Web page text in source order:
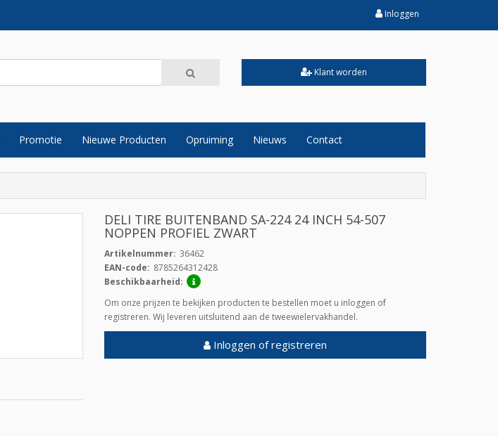
Inloggen
Klant worden
Promotie Nieuwe Producten Opruiming Nieuws Contact
DELI TIRE BUITENBAND SA-224 24 INCH 54-507
NOPPEN PROFIEL ZWART
Artikelnummer: 36462
EAN-code: 8785264312428
Beschikbaarheid:
Om onze prijzen te bekijken producten te bestellen moet u inloggen of
registreren. Wij leveren uitsluitend aan de tweewielervakhandel.
Inloggen of registreren